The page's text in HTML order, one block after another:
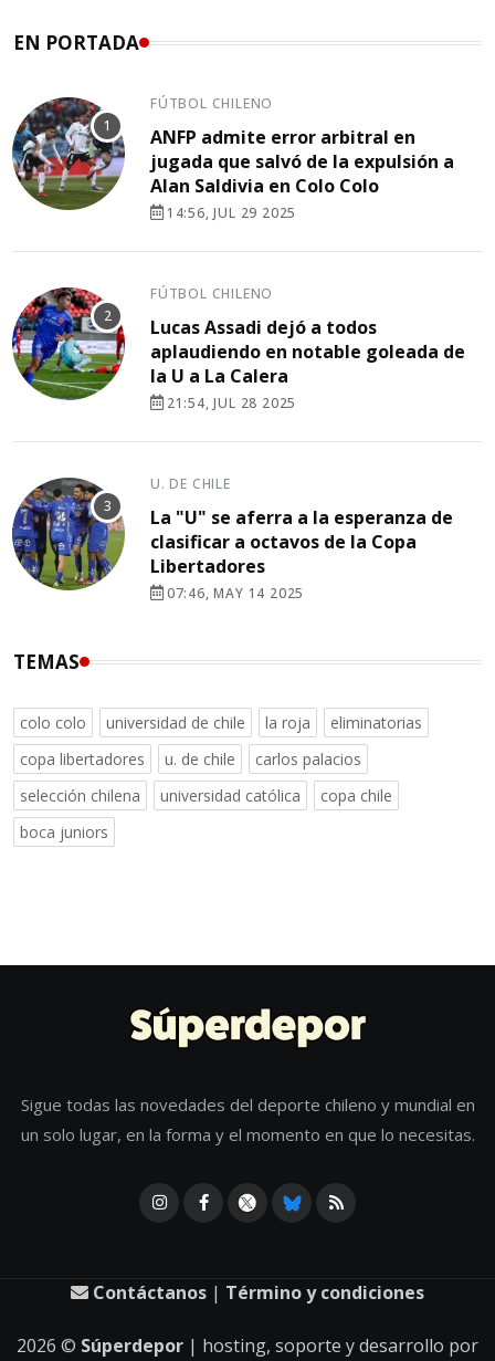
EN PORTADA
FÚTBOL CHILENO
ANFP admite error arbitral en
jugada que salvó de la expulsión a
Alan Saldivia en Colo Colo
14:56, JUL 29 2025
FÚTBOL CHILENO
Lucas Assadi dejó a todos
aplaudiendo en notable goleada de
la U a La Calera
21:54, JUL 28 2025
U. DE CHILE
La "U" se aferra a la esperanza de
clasificar a octavos de la Copa
Libertadores
07:46, MAY 14 2025
TEMAS
colo colo universidad de chile la roja
eliminatorias
copa libertadores
u. de chile
carlos palacios
selección chilena
universidad católica
copa chile
boca juniors
Sigue todas las novedades del deporte chileno y mundial en
un solo lugar, en la forma y el momento en que lo necesitas.
Contáctanos | Término y condiciones
2026 © Súperdepor | hosting, soporte y desarrollo por